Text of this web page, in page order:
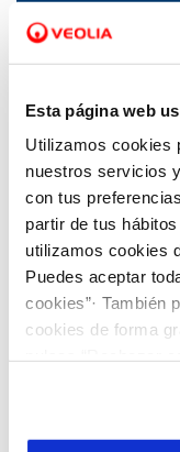
Esta página web
Utilizamos cookies
nuestros servicios
con tus
partir de tus
utilizamos cookies
Puedes aceptar
cookies”· También
cookies de forma
son
por tanto no se
27 JUN 2024
Comunicado